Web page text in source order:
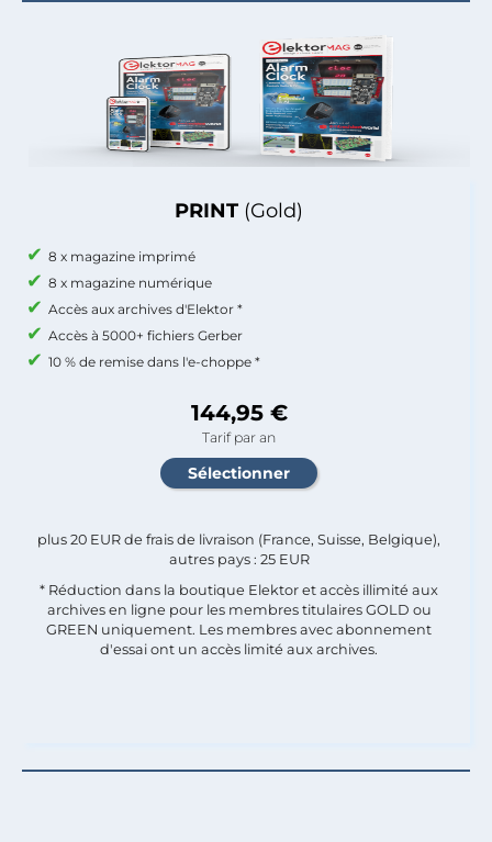
PRINT (Gold)
8 x magazine imprimé
8 x magazine numérique
Accès aux archives d'Elektor *
Accès à 5000+ fichiers Gerber
10 % de remise dans l'e-choppe *
144,95 €
Tarif par an
plus 20 EUR de frais de livraison (France, Suisse, Belgique),
autres pays : 25 EUR
* Réduction dans la boutique Elektor et accès illimité aux
archives en ligne pour les membres titulaires GOLD ou
GREEN uniquement. Les membres avec abonnement
d'essai ont un accès limité aux archives.